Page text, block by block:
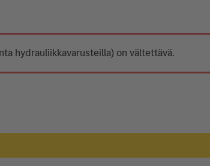
hydrauliikkavarusteilla) on vältettävä.